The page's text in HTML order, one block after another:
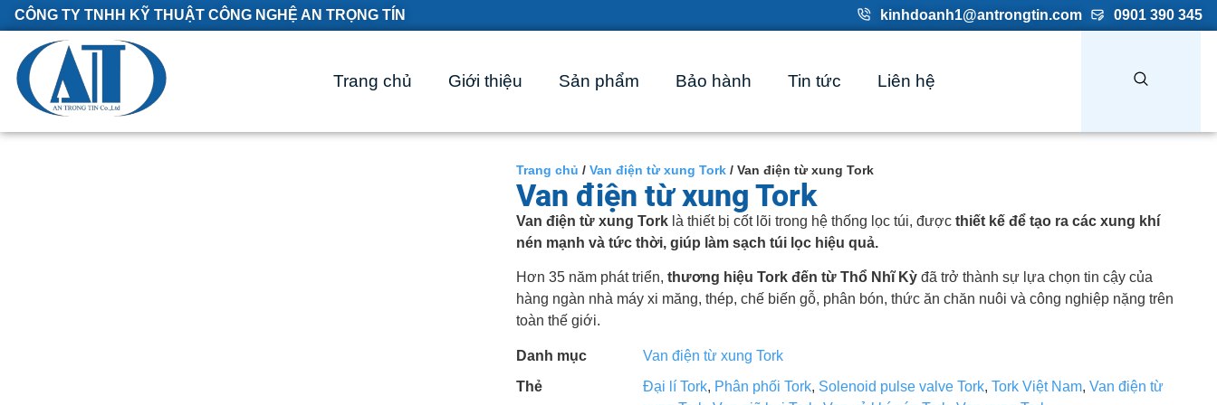
CÔNG TY TNHH KỸ THUẬT CÔNG NGHỆ AN TRỌNG TÍN kinhdoanh1@antrongtin.com 0901 390 345
Trang chủ Giới thiệu Sản phẩm Bảo hành Tin tức Liên hệ
Trang chủ / Van điện từ xung Tork/ Van điện từ xung Tork
Van điện từ xung Tork
Van điện từ xung Torklà thiết bị cốt lõi trong hệ thống lọc túi, được thiết kế để tạo ra các xung khí
nén mạnh và tức thời, giúp làm sạch túi lọc hiệu quả.
Hơn 35 năm phát triển, thương hiệu Tork đến từ Thổ Nhĩ Kỳđã trở thành sự lựa chọn tin cậy của
hàng ngàn nhà máy xi măng, thép, chế biến gỗ, phân bón, thức ăn chăn nuôi và công nghiệp nặng trên
toàn thế giới.
Danh mục
Van điện từ xung Tork
Thẻ
Đại lí Tork, Phân phối Tork, Solenoid pulse valve Tork, Tork Việt Nam, Van điện từ